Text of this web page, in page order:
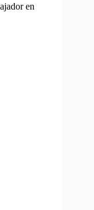
en